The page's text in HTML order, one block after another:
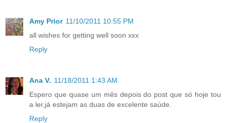
Amy Prior 11/10/2011 10:55 PM
all wishes for getting well soon xxx
Reply
Ana V. 11/18/2011 1:43 AM
Espero que quase um mês depois do post que só hoje tou
a ler,já estejam as duas de excelente saúde.
Reply